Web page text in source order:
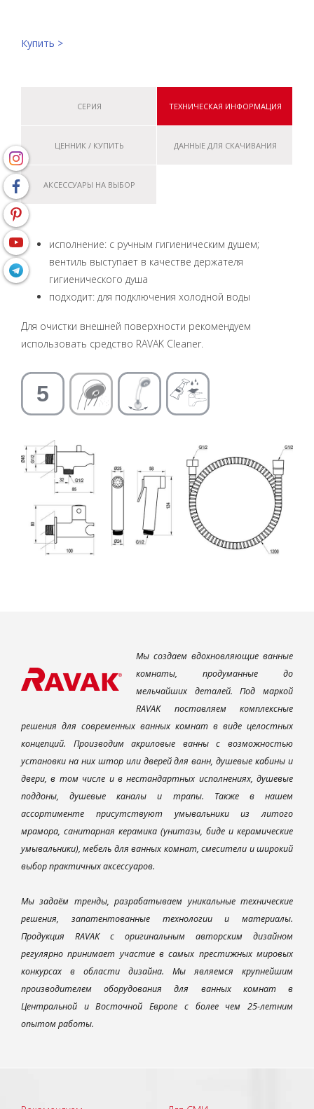
Купить >
СЕРИЯ ТЕХНИЧЕСКАЯ ИНФОРМАЦИЯ
ЦЕННИК / КУПИТЬ ДАННЫЕ ДЛЯ СКАЧИВАНИЯ
АКСЕССУАРЫ НА ВЫБОР
исполнение: с ручным гигиеническим душем;
вентиль выступает в качестве держателя
гигиенического душа
подходит: для подключения холодной воды
Для очистки внешней поверхности рекомендуем
использовать средство RAVAK Cleaner.
Мы создаем вдохновляющие ванные
комнаты, продуманные до
мельчайших деталей. Под маркой
RAVAK поставляем комплексные
решения для современных ванных комнат в виде целостных
концепций. Производим акриловые ванны с возможностью
установки на них штор или дверей для ванн, душевые кабины и
двери, в том числе и в нестандартных исполнениях, душевые
поддоны, душевые каналы и трапы. Также в нашем
ассортименте присутствуют умывальники из литого
мрамора, санитарная керамика (унитазы, биде и керамические
умывальники), мебель для ванных комнат, смесители и широкий
выбор практичных аксессуаров.
Мы задаём тренды, разрабатываем уникальные технические
решения, запатентованные технологии и материалы.
Продукция RAVAK с оригинальным авторским дизайном
регулярно принимает участие в самых престижных мировых
конкурсах в области дизайна. Мы являемся крупнейшим
производителем оборудования для ванных комнат в
Центральной и Восточной Европе с более чем 25-летним
опытом работы.